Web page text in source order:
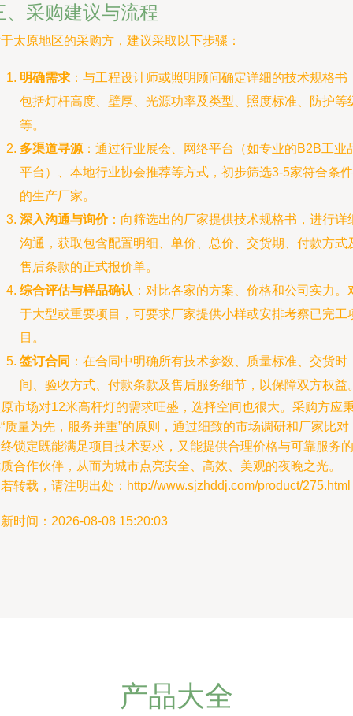
、采购建议与流程
太原地区的采购方，建议采取以下步骤：
明确需求 ：与工程设计师或照明顾问确定详细的技术规格书
包括灯杆高度、壁厚、光源功率及类型、照度标准、防护等
等。
多渠道寻源 ：通过行业展会、网络平台（如专业的B2B工业
平台）、本地行业协会推荐等方式，初步筛选3-5家符合条件
的生产厂家。
深入沟通与询价：向筛选出的厂家提供技术规格书，进行详
沟通，获取包含配置明细、单价、总价、交货期、付款方式
售后条款的正式报价单。
综合评估与样品确认 ：对比各家的方案、价格和公司实力。
于大型或重要项目，可要求厂家提供小样或安排考察已完工
目。
签订合同 ：在合同中明确所有技术参数、质量标准、交货时
间、验收方式、付款条款及售后服务细节，以保障双方权益
市场对12米高杆灯的需求旺盛，选择空间也很大。采购方应
质量为先，服务并重”的原则，通过细致的市场调研和厂家比对
锁定既能满足项目技术要求，又能提供合理价格与可靠服务的
合作伙伴，从而为城市点亮安全、高效、美观的夜晚之光。
转载，请注明出处：http://www.sjzhddj.com/product/275.html
时间：2026-08-08 15:20:03
产品大全